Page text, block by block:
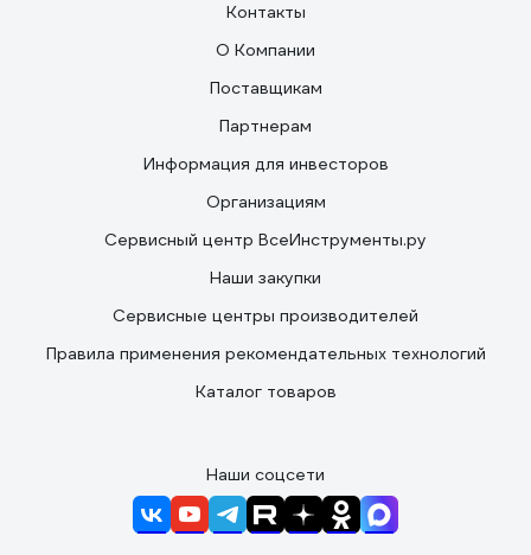
Контакты
О Компании
Поставщикам
Партнерам
Информация для инвесторов
Организациям
Сервисный центр ВсеИнструменты.ру
Наши закупки
Сервисные центры производителей
Правила применения рекомендательных технологий
Каталог товаров
Наши соцсети